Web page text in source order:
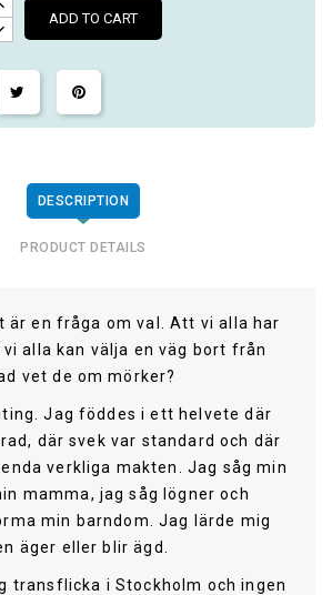
ADD TO CART
DESCRIPTION
PRODUCT DETAILS
är en fråga om val. Att vi alla har
alla kan välja en väg bort från
vet de om mörker?
Jag föddes i ett helvete där
där svek var standard och där
verkliga makten. Jag såg min
mamma, jag såg lögner och
min barndom. Jag lärde mig
äger eller blir ägd.
transflicka i Stockholm och ingen